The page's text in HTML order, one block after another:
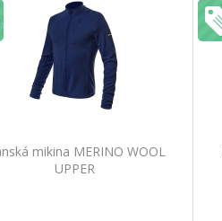
mikina MERINO WOOL
UPPER